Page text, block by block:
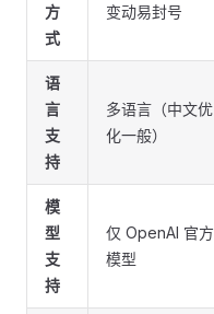
方
式
变动易封号
语
言
支
持
多语言（中文优
化一般）
模
型
支
持
仅 OpenAI 官方
模型